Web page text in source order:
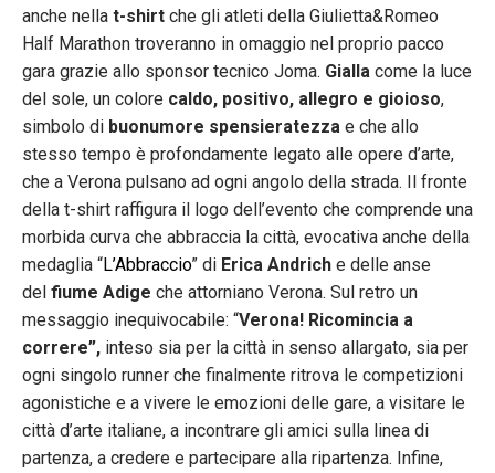
anche nella t-shirt che gli atleti della Giulietta&Romeo
Half Marathon troveranno in omaggio nel proprio pacco
gara grazie allo sponsor tecnico Joma. Gialla come la luce
del sole, un colore caldo, positivo, allegro e gioioso,
simbolo di buonumore spensieratezza e che allo
stesso tempo è profondamente legato alle opere d’arte,
che a Verona pulsano ad ogni angolo della strada. Il fronte
della t-shirt raffigura il logo dell’evento che comprende una
morbida curva che abbraccia la città, evocativa anche della
medaglia “L’Abbraccio” di Erica Andrich e delle anse
del fiume Adige che attorniano Verona. Sul retro un
messaggio inequivocabile: “Verona! Ricomincia a
correre”, inteso sia per la città in senso allargato, sia per
ogni singolo runner che finalmente ritrova le competizioni
agonistiche e a vivere le emozioni delle gare, a visitare le
città d’arte italiane, a incontrare gli amici sulla linea di
partenza, a credere e partecipare alla ripartenza. Infine,